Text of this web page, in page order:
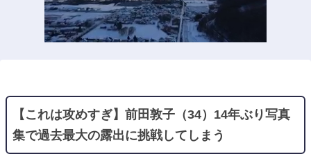
【これは攻めすぎ】前田敦子（34）14年ぶり写真
集で過去最大の露出に挑戦してしまう